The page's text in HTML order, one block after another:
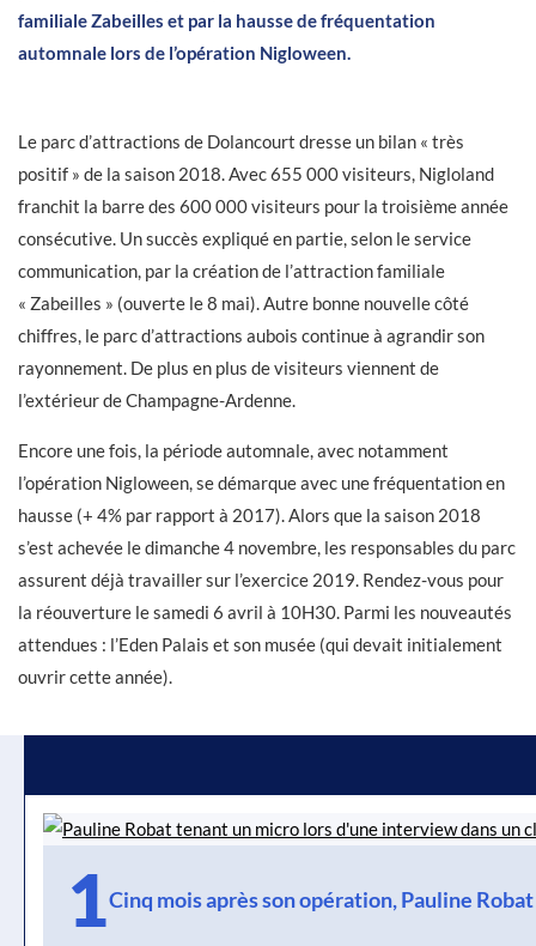
familiale Zabeilles et par la hausse de fréquentation
automnale lors de l’opération Nigloween.
Le parc d’attractions de Dolancourt dresse un bilan « très
positif » de la saison 2018. Avec 655 000 visiteurs, Nigloland
franchit la barre des 600 000 visiteurs pour la troisième année
consécutive. Un succès expliqué en partie, selon le service
communication, par la création de l’attraction familiale
« Zabeilles » (ouverte le 8 mai). Autre bonne nouvelle côté
chiffres, le parc d’attractions aubois continue à agrandir son
rayonnement. De plus en plus de visiteurs viennent de
l’extérieur de Champagne-Ardenne.
Encore une fois, la période automnale, avec notamment
l’opération Nigloween, se démarque avec une fréquentation en
hausse (+ 4% par rapport à 2017). Alors que la saison 2018
s’est achevée le dimanche 4 novembre, les responsables du parc
assurent déjà travailler sur l’exercice 2019. Rendez-vous pour
la réouverture le samedi 6 avril à 10H30. Parmi les nouveautés
attendues : l’Eden Palais et son musée (qui devait initialement
ouvrir cette année).
1Cinq mois après son opération, Pauline